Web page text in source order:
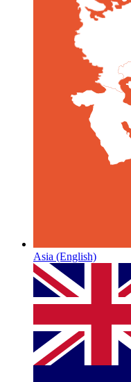
Asia (English)